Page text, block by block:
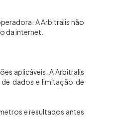
A Arbitralis não
da internet.
aplicáveis. A Arbitralis
dados e limitação de
e resultados antes